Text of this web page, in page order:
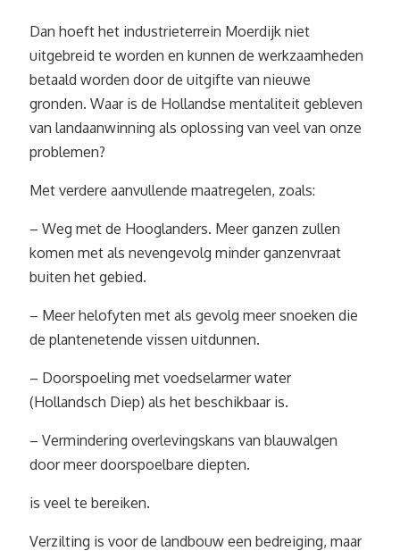
Dan hoeft het industrieterrein Moerdijk niet
uitgebreid te worden en kunnen de werkzaamheden
betaald worden door de uitgifte van nieuwe
gronden. Waar is de Hollandse mentaliteit gebleven
van landaanwinning als oplossing van veel van onze
problemen?
Met verdere aanvullende maatregelen, zoals:
– Weg met de Hooglanders. Meer ganzen zullen
komen met als nevengevolg minder ganzenvraat
buiten het gebied.
– Meer helofyten met als gevolg meer snoeken die
de plantenetende vissen uitdunnen.
– Doorspoeling met voedselarmer water
(Hollandsch Diep) als het beschikbaar is.
– Vermindering overlevingskans van blauwalgen
door meer doorspoelbare diepten.
is veel te bereiken.
Verzilting is voor de landbouw een bedreiging, maar